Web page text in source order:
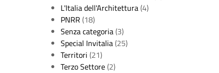
L'Italia dell'Architettura(4)
PNRR (18)
Senza categoria(3)
Special Invitalia(25)
Territori (21)
Terzo Settore(2)